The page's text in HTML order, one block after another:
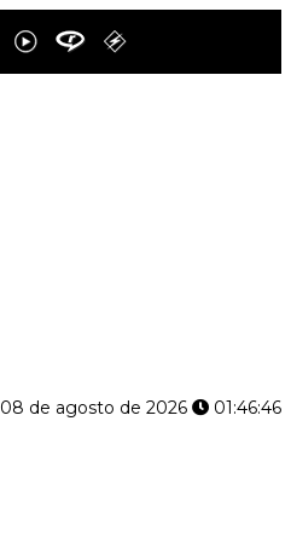
08 de agosto de 2026 01:46:47